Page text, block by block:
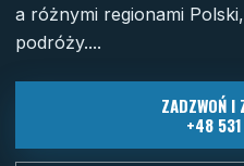
a różnymi regionami
podróży....
ZADZWOŃ I
+48